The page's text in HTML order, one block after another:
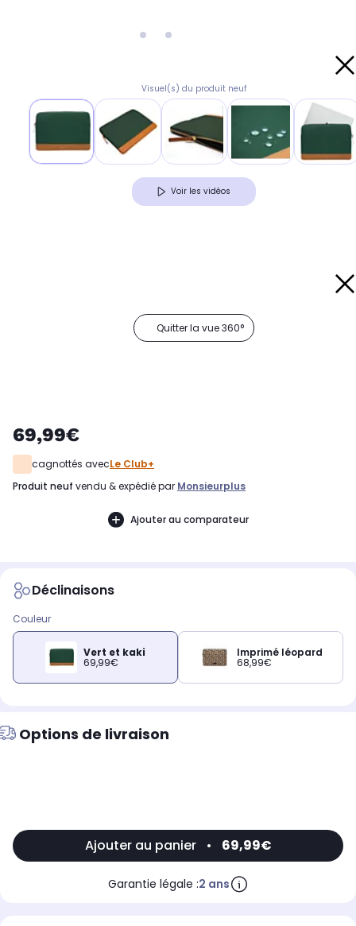
Visuel(s) du produit neuf
Voir les vidéos
Quitter la vue 360°
69,99€
cagnottés avecLe Club+
produit neuf vendu & expédié par Monsieurplus
Ajouter au comparateur
Déclinaisons
Couleur
Vert et kaki
69,99€
Imprimé léopard
68,99€
Options de livraison
Ajouter au panier • 69,99€
Garantie légale :2 ans